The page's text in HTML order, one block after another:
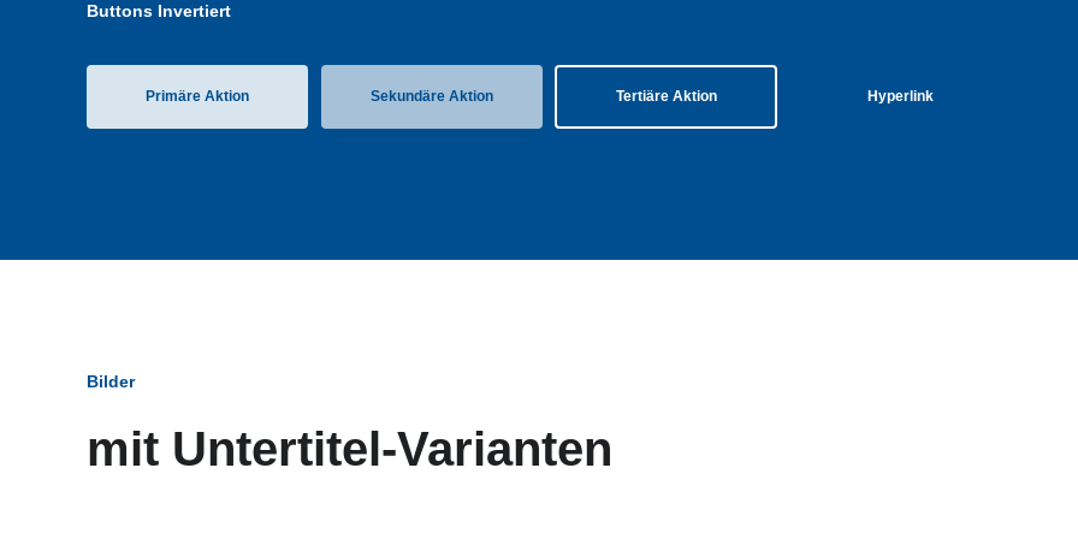
Buttons Invertiert
Primäre Aktion Sekundäre Aktion Tertiäre Aktion Hyperlink
Bilder
mit Untertitel-Varianten